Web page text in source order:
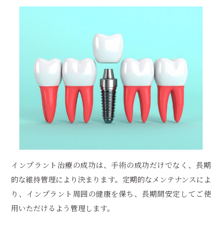
インプラント治療の成功は、手術の成功だけでなく、長期
的な維持管理により決まります。定期的なメンテナンスによ
り、インプラント周囲の健康を保ち、長期間安定してご使
用いただけるよう管理します。